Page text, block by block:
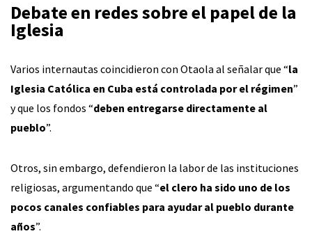
Debate en redes sobre el papel de la
Iglesia
Varios internautas coincidieron con Otaola al señalar que “la
Iglesia Católica en Cuba está controlada por el régimen”
y que los fondos “deben entregarse directamente al
pueblo”.
Otros, sin embargo, defendieron la labor de las instituciones
religiosas, argumentando que “el clero ha sido uno de los
pocos canales confiables para ayudar al pueblo durante
años”.